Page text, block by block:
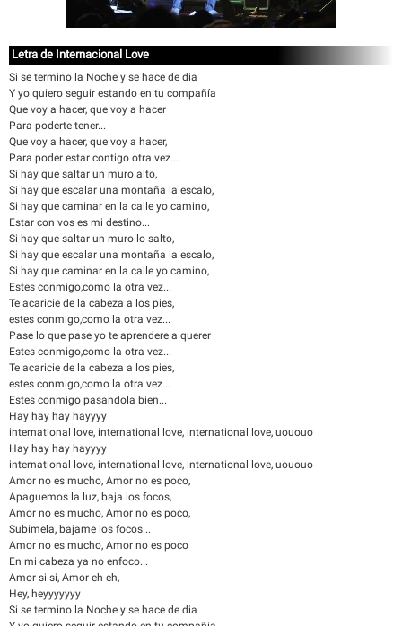
Letra de Internacional Love
Si se termino la Noche y se hace de dia
Y yo quiero seguir estando en tu compañía
Que voy a hacer, que voy a hacer
Para poderte tener...
Que voy a hacer, que voy a hacer,
Para poder estar contigo otra vez...
Si hay que saltar un muro alto,
Si hay que escalar una montaña la escalo,
Si hay que caminar en la calle yo camino,
Estar con vos es mi destino...
Si hay que saltar un muro lo salto,
Si hay que escalar una montaña la escalo,
Si hay que caminar en la calle yo camino,
Estes conmigo,como la otra vez...
Te acaricie de la cabeza a los pies,
estes conmigo,como la otra vez...
Pase lo que pase yo te aprendere a querer
Estes conmigo,como la otra vez...
Te acaricie de la cabeza a los pies,
estes conmigo,como la otra vez...
Estes conmigo pasandola bien...
Hay hay hay hayyyy
international love, international love, international love, uououo
Hay hay hay hayyyy
international love, international love, international love, uououo
Amor no es mucho, Amor no es poco,
Apaguemos la luz, baja los focos,
Amor no es mucho, Amor no es poco,
Subimela, bajame los focos...
Amor no es mucho, Amor no es poco
En mi cabeza ya no enfoco...
Amor si si, Amor eh eh,
Hey, heyyyyyyy
Si se termino la Noche y se hace de dia